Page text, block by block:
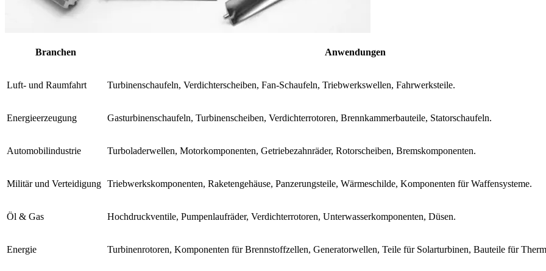
Branchen Anwendungen
Luft- und Raumfahrt Turbinenschaufeln, Verdichterscheiben, Fan-Schaufeln, Triebwerkswellen, Fahrwerksteile.
Energieerzeugung Gasturbinenschaufeln, Turbinenscheiben, Verdichterrotoren, Brennkammerbauteile, Statorschaufeln.
Automobilindustrie Turboladerwellen, Motorkomponenten, Getriebezahnräder, Rotorscheiben, Bremskomponenten.
Militär und Verteidigung Triebwerkskomponenten, Raketengehäuse, Panzerungsteile, Wärmeschilde, Komponenten für Waffensysteme.
Öl & Gas Hochdruckventile, Pumpenlaufräder, Verdichterrotoren, Unterwasserkomponenten, Düsen.
Energie Turbinenrotoren, Komponenten für Brennstoffzellen, Generatorwellen, Teile für Solarturbinen, Bauteile für